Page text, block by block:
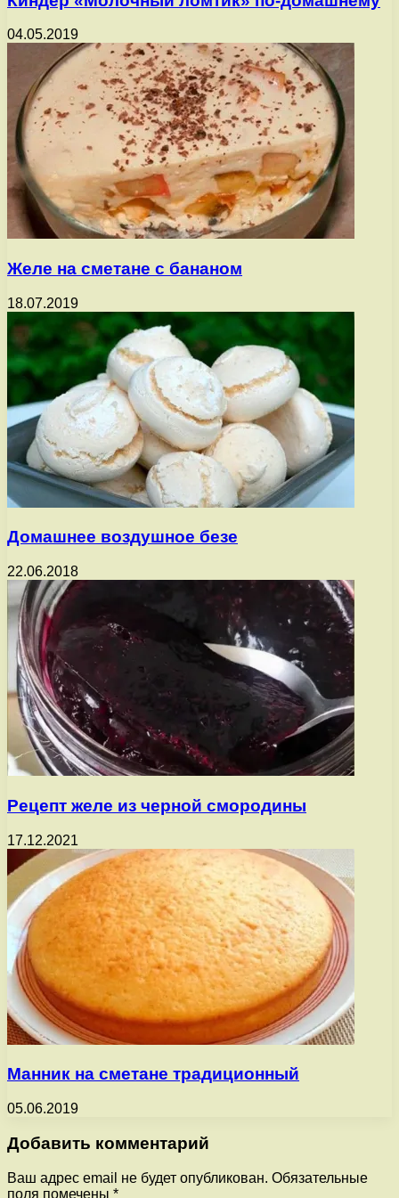
04.05.2019
Желе на сметане с бананом
18.07.2019
Домашнее воздушное безе
22.06.2018
Рецепт желе из черной смородины
17.12.2021
Манник на сметане традиционный
05.06.2019
Добавить комментарий
Ваш адрес email не будет опубликован. Обязательные
поля помечены *